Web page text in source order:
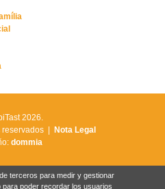
2026.
reservados | Nota Legal
dommia
terceros para medir y gestionar
poder recordar los usuarios